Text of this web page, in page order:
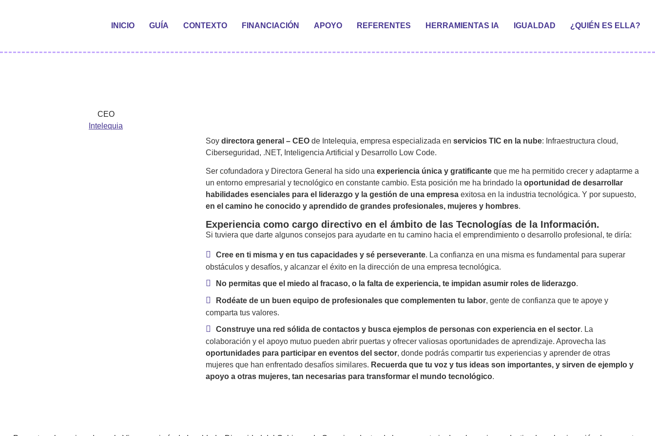
INICIO GUÍA CONTEXTO FINANCIACIÓN APOYO REFERENTES HERRAMIENTAS IA IGUALDAD ¿QUIÉN ES ELLA?
CEO
Intelequia
Soy directora general – CEO de Intelequia, empresa especializada en servicios TIC en la nube: Infraestructura cloud,
Ciberseguridad, .NET, Inteligencia Artificial y Desarrollo Low Code.
Ser cofundadora y Directora General ha sido una experiencia única y gratificante que me ha permitido crecer y adaptarme a
un entorno empresarial y tecnológico en constante cambio. Esta posición me ha brindado la oportunidad de desarrollar
habilidades esenciales para el liderazgo y la gestión de una empresa exitosa en la industria tecnológica. Y por supuesto,
en el camino he conocido y aprendido de grandes profesionales, mujeres y hombres.
Experiencia como cargo directivo en el ámbito de las Tecnologías de la Información.
Si tuviera que darte algunos consejos para ayudarte en tu camino hacia el emprendimiento o desarrollo profesional, te diría:
Cree en ti misma y en tus capacidades y sé perseverante. La confianza en una misma es fundamental para superar
obstáculos y desafíos, y alcanzar el éxito en la dirección de una empresa tecnológica.
No permitas que el miedo al fracaso, o la falta de experiencia, te impidan asumir roles de liderazgo.
Rodéate de un buen equipo de profesionales que complementen tu labor, gente de confianza que te apoye y
comparta tus valores.
Construye una red sólida de contactos y busca ejemplos de personas con experiencia en el sector. La
colaboración y el apoyo mutuo pueden abrir puertas y ofrecer valiosas oportunidades de aprendizaje. Aprovecha las
oportunidades para participar en eventos del sector, donde podrás compartir tus experiencias y aprender de otras
mujeres que han enfrentado desafíos similares. Recuerda que tu voz y tus ideas son importantes, y sirven de ejemplo y
apoyo a otras mujeres, tan necesarias para transformar el mundo tecnológico.